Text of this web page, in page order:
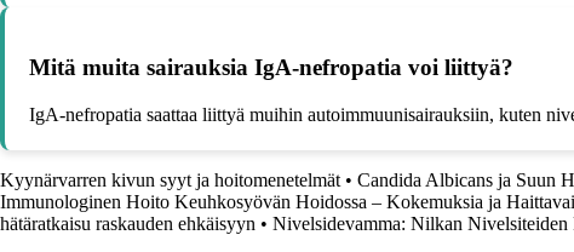
Mitä muita sairauksia IgA-nefropatia voi liittyä?
IgA-nefropatia saattaa liittyä muihin autoimmuunisairauksiin, kuten
Kyynärvarren kivun syyt ja hoitomenetelmät • Candida Albicans ja Suun
Immunologinen Hoito Keuhkosyövän Hoidossa – Kokemuksia ja
hätäratkaisu raskauden ehkäisyyn • Nivelsidevamma: Nilkan Nivelsiteiden